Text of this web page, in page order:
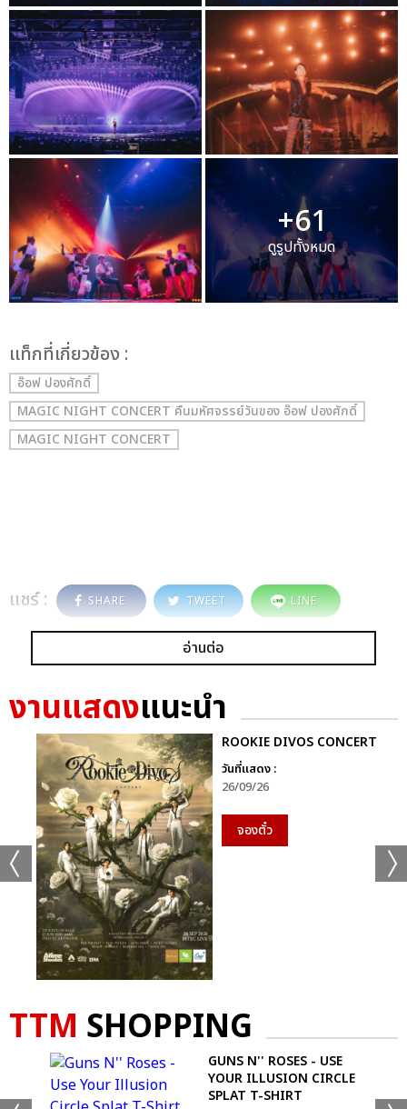
+61
ดูรูปทั้งหมด
เเท็กที่เกี่ยวข้อง :
อ๊อฟ ปองศักดิ์
MAGIC NIGHT CONCERT คืนมหัศจรรย์วันของ อ๊อฟ ปองศักดิ์
MAGIC NIGHT CONCERT
แชร์ : SHARE TWEET LINE
อ่านต่อ
งานแสดงแนะนำ
ROOKIE DIVOS CONCERT
วันที่แสดง :
26/09/26
จองตั๋ว
TTM SHOPPING
GUNS N'' ROSES - USE
YOUR ILLUSION CIRCLE
SPLAT T-SHIRT